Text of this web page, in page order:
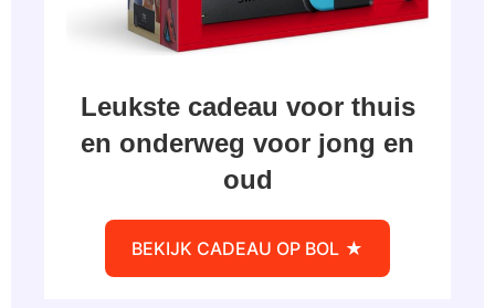
Leukste cadeau voor thuis
en onderweg voor jong en
oud
BEKIJK CADEAU OP BOL